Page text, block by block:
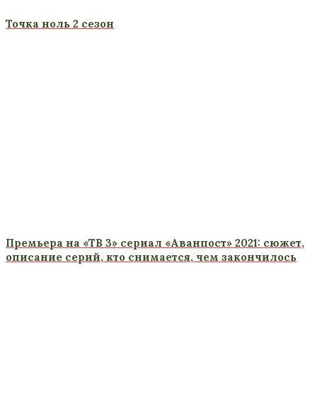
Точка ноль 2 сезон
Премьера на «ТВ 3» сериал «Аванпост» 2021: сюжет,
описание серий, кто снимается, чем закончилось